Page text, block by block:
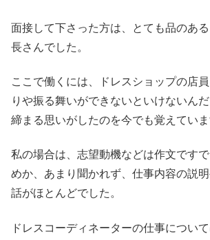
面接して下さった方は、とても品のあ
長さんでした。
ここで働くには、ドレスショップの店
りや振る舞いができないといけないん
締まる思いがしたのを今でも覚えていま
私の場合は、志望動機などは作文です
めか、あまり聞かれず、仕事内容の説
話がほとんどでした。
ドレスコーディネーターの仕事につい